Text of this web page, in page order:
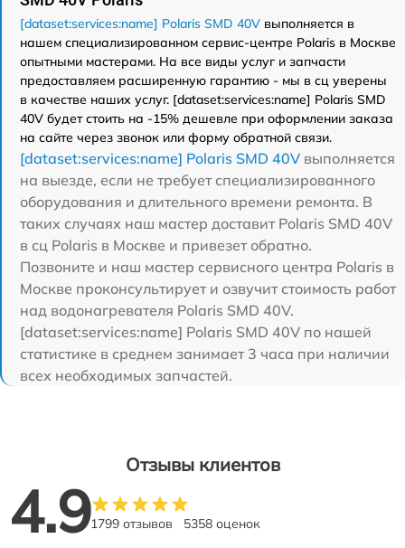
[dataset:services:name] Polaris SMD 40V выполняется в
нашем специализированном сервис-центре Polaris в Москве
опытными мастерами. На все виды услуг и запчасти
предоставляем расширенную гарантию - мы в сц уверены
в качестве наших услуг. [dataset:services:name] Polaris SMD
40V будет стоить на -15% дешевле при оформлении заказа
на сайте через звонок или форму обратной связи.
[dataset:services:name] Polaris SMD 40V выполняется
на выезде, если не требует специализированного
оборудования и длительного времени ремонта. В
таких случаях наш мастер доставит Polaris SMD 40V
в сц Polaris в Москве и привезет обратно.
Позвоните и наш мастер сервисного центра Polaris в
Москве проконсультирует и озвучит стоимость работ
над водонагревателя Polaris SMD 40V.
[dataset:services:name] Polaris SMD 40V по нашей
статистике в среднем занимает 3 часа при наличии
всех необходимых запчастей.
Отзывы клиентов
4.91799 отзывов 5358 оценок